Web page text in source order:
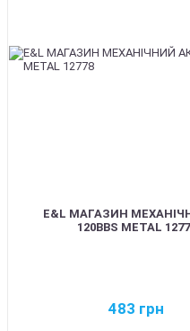
E&L МАГАЗИН
120BBS METAL
483 грн